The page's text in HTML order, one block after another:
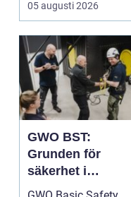
05 augusti 2026
GWO BST:
Grunden för
säkerhet i
vindkraftsbransch